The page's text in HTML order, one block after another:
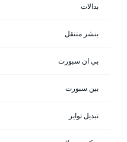
بدالات
بنشر متنقل
بي ان سبورت
بين سبورت
تبديل تواير